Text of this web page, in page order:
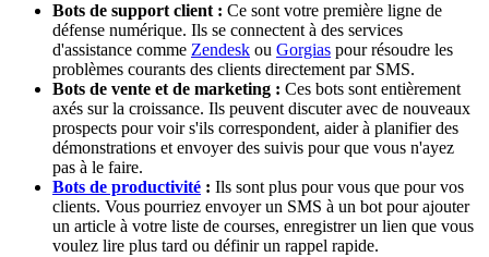
Bots de support client : Ce sont votre première ligne de
défense numérique. Ils se connectent à des services
d'assistance comme Zendesk ou Gorgias pour résoudre les
problèmes courants des clients directement par SMS.
Bots de vente et de marketing : Ces bots sont entièrement
axés sur la croissance. Ils peuvent discuter avec de nouveaux
prospects pour voir s'ils correspondent, aider à planifier des
démonstrations et envoyer des suivis pour que vous n'ayez
pas à le faire.
Bots de productivité : Ils sont plus pour vous que pour vos
clients. Vous pourriez envoyer un SMS à un bot pour ajouter
un article à votre liste de courses, enregistrer un lien que vous
voulez lire plus tard ou définir un rappel rapide.